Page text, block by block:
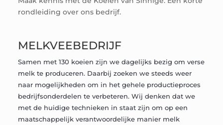
rondleiding over ons bedrijf.
MELKVEEBEDRIJF
Samen met 130 koeien zijn we dagelijks bezig om verse
melk te produceren. Daarbij zoeken we steeds weer
naar mogelijkheden om in het gehele productieproces
bedrijfsonderdelen te verbeteren. Wij denken dat we
met de huidige technieken in staat zijn om op een
maatschappelijk verantwoordelijke manier melk